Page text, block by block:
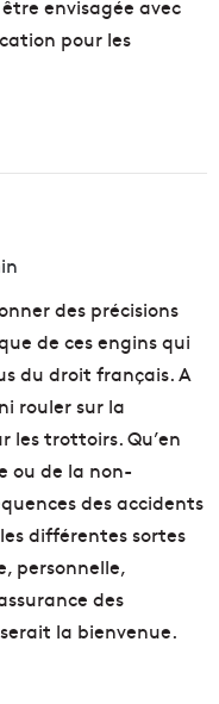
envisagée avec
pour les
des précisions
de ces engins qui
du droit français. A
rouler sur la
les trottoirs. Qu’en
ou de la non-
des accidents
différentes sortes
personnelle,
des
la bienvenue.